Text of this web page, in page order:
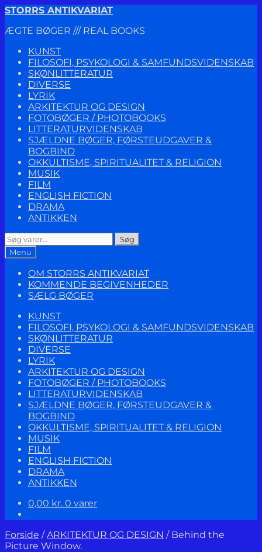
Spring
navigation
Spring
indhold
STORRS ANTIKVARIAT
ÆGTE BØGER /// REAL BOOKS
KUNST
FILOSOFI, PSYKOLOGI & SAMFUNDSVIDENSKAB
SKØNLITTERATUR
DIVERSE
LYRIK
ARKITEKTUR OG DESIGN
FOTOBØGER / PHOTOBOOKS
LITTERATURVIDENSKAB
SJÆLDNE BØGER, FØRSTEUDGAVER &
BOGBIND
OKKULTISME, SPIRITUALITET & RELIGION
MUSIK
FILM
ENGLISH FICTION
DRAMA
ANTIKKEN
Søg
efter:
Søg
Menu
OM STORRS ANTIKVARIAT
KOMMENDE BEGIVENHEDER
SÆLG BØGER
KUNST
FILOSOFI, PSYKOLOGI & SAMFUNDSVIDENSKAB
SKØNLITTERATUR
DIVERSE
LYRIK
ARKITEKTUR OG DESIGN
FOTOBØGER / PHOTOBOOKS
LITTERATURVIDENSKAB
SJÆLDNE BØGER, FØRSTEUDGAVER &
BOGBIND
OKKULTISME, SPIRITUALITET & RELIGION
MUSIK
FILM
ENGLISH FICTION
DRAMA
ANTIKKEN
0,00 kr. 0 varer
Forside /ARKITEKTUR OG DESIGN / Behind the
Picture Window.